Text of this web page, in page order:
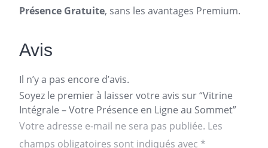
Présence Gratuite, sans les avantages Premium.
Avis
Il n’y a pas encore d’avis.
Soyez le premier à laisser votre avis sur “Vitrine
Intégrale – Votre Présence en Ligne au Sommet”
Votre adresse e-mail ne sera pas publiée. Les
champs obligatoires sont indiqués avec *